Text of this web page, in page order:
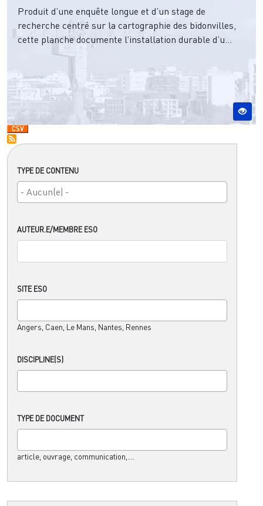
TYPE DE CONTENU
AUTEUR.E/MEMBRE ESO
SITE ESO
Angers, Caen, Le Mans, Nantes, Rennes
DISCIPLINE(S)
TYPE DE DOCUMENT
article, ouvrage, communication,....
Produit d’une enquête longue et d’un stage de
recherche centré sur la cartographie des bidonvilles,
cette planche documente l’installation durable d’u...